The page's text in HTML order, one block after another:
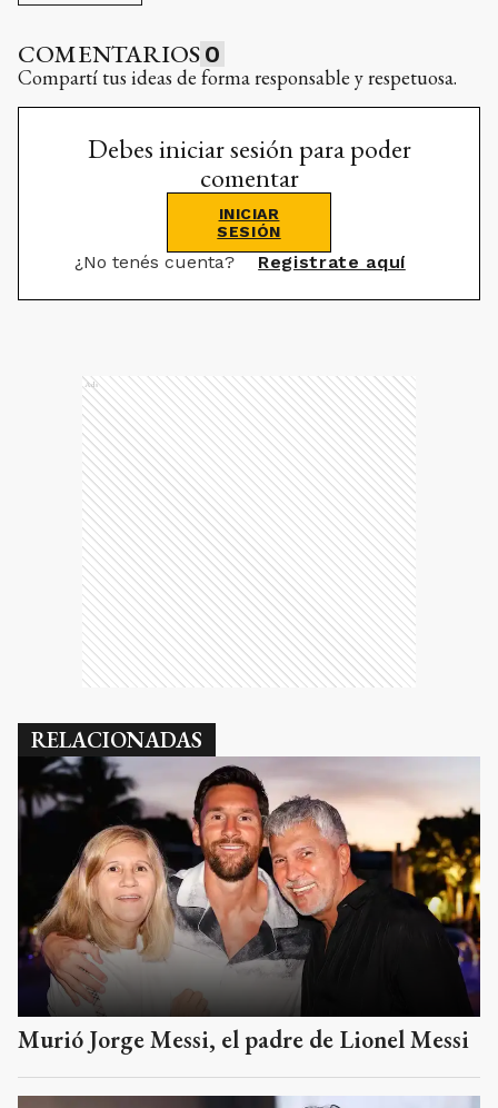
COMENTARIOS 0
Compartí tus ideas de forma responsable y respetuosa.
Debes iniciar sesión para poder
comentar
INICIAR
SESIÓN
¿No tenés cuenta? Registrate aquí
Ads
RELACIONADAS
Murió Jorge Messi, el padre de Lionel Messi